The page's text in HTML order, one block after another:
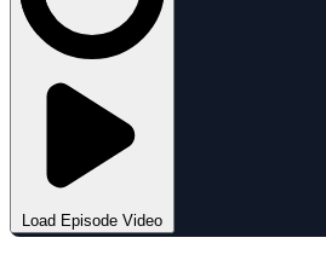
Load Episode Video